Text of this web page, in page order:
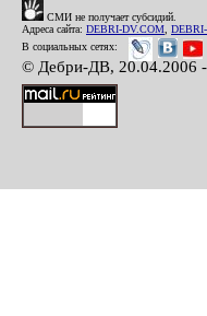
СМИ не получает субсидий.
Адреса сайта: DEBRI-DV.COM
В социальных сетях:
© Дебри-ДВ, 20.04.2006